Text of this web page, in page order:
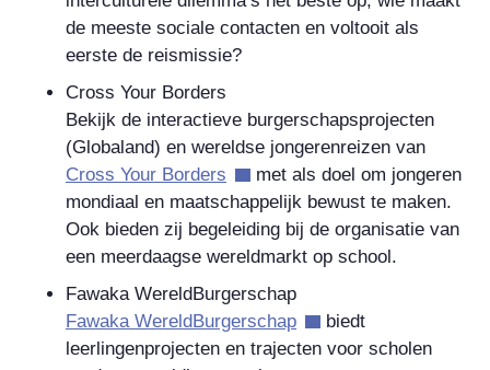
de meeste sociale contacten en voltooit als
eerste de reismissie?
Cross Your Borders
Bekijk de interactieve burgerschapsprojecten
(Globaland) en wereldse jongerenreizen van
Cross Your Borders
met als doel om jongeren
mondiaal en maatschappelijk bewust te maken.
Ook bieden zij begeleiding bij de organisatie van
een meerdaagse wereldmarkt op school.
Fawaka WereldBurgerschap
Fawaka WereldBurgerschap
biedt
leerlingenprojecten en trajecten voor scholen